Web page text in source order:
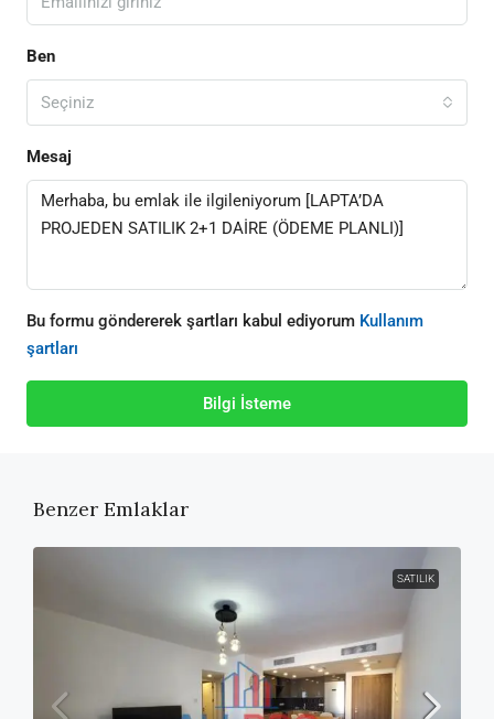
Ben
Seçiniz
Mesaj
Bu formu göndererek şartları kabul ediyorum Kullanım
şartları
Bilgi İsteme
Benzer Emlaklar
SATILIK